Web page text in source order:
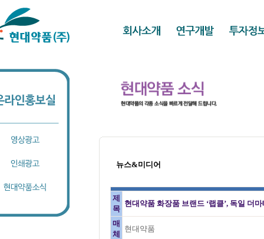
뉴스&미디어
제
목
현대약품 화장품 브랜드 ‘랩클’, 독일 더
매
체
현대약품